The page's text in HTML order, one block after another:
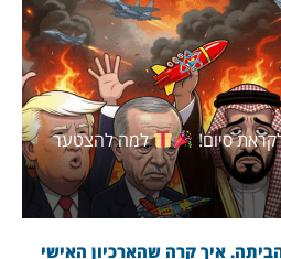
סיום!
למה להצטער
הביתה. איך קרה שהארכיון האישי